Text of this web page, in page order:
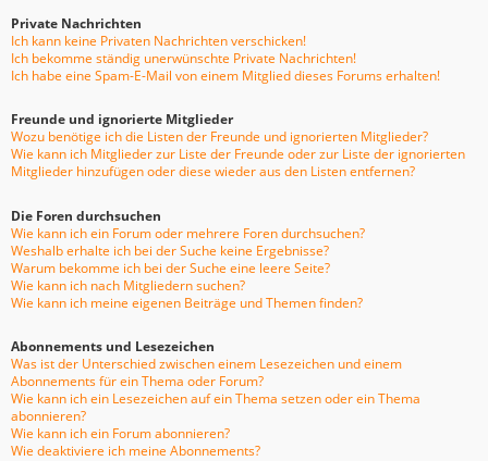
Private Nachrichten
Ich kann keine Privaten Nachrichten verschicken!
Ich bekomme ständig unerwünschte Private Nachrichten!
Ich habe eine Spam-E-Mail von einem Mitglied dieses Forums erhalten!
Freunde und ignorierte Mitglieder
Wozu benötige ich die Listen der Freunde und ignorierten Mitglieder?
Wie kann ich Mitglieder zur Liste der Freunde oder zur Liste der ignorierten
Mitglieder hinzufügen oder diese wieder aus den Listen entfernen?
Die Foren durchsuchen
Wie kann ich ein Forum oder mehrere Foren durchsuchen?
Weshalb erhalte ich bei der Suche keine Ergebnisse?
Warum bekomme ich bei der Suche eine leere Seite?
Wie kann ich nach Mitgliedern suchen?
Wie kann ich meine eigenen Beiträge und Themen finden?
Abonnements und Lesezeichen
Was ist der Unterschied zwischen einem Lesezeichen und einem
Abonnements für ein Thema oder Forum?
Wie kann ich ein Lesezeichen auf ein Thema setzen oder ein Thema
abonnieren?
Wie kann ich ein Forum abonnieren?
Wie deaktiviere ich meine Abonnements?